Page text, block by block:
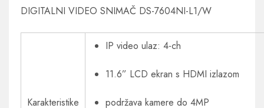
DIGITALNI VIDEO SNIMAČ DS-7604NI-L1/W
Karakteristike
IP video ulaz: 4-ch
11.6” LCD ekran s HDMI izlazom
podržava kamere do 4MP